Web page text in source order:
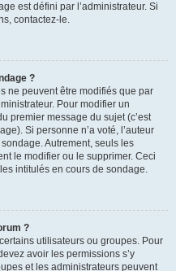
est défini par l’administrateur. Si
contactez-le.
?
ne peuvent être modifiés que par
Pour modifier un
premier message du sujet (c’est
Si personne n’a voté, l’auteur
Autrement, seuls les
le modifier ou le supprimer. Ceci
intitulés en cours de sondage.
?
utilisateurs ou groupes. Pour
avoir les permissions s’y
et les administrateurs peuvent